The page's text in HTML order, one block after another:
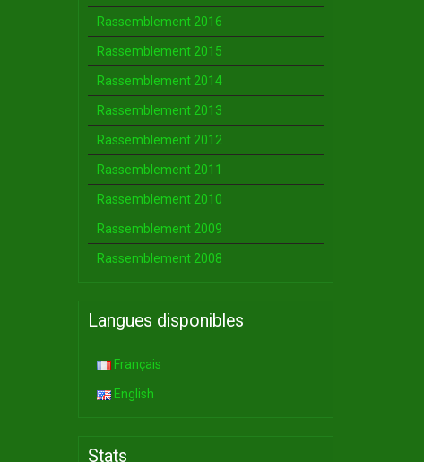
Rassemblement 2016
Rassemblement 2015
Rassemblement 2014
Rassemblement 2013
Rassemblement 2012
Rassemblement 2011
Rassemblement 2010
Rassemblement 2009
Rassemblement 2008
Langues disponibles
Français
English
Stats